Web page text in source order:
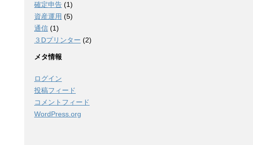
確定申告 (1)
資産運用 (5)
通信 (1)
３Dプリンター (2)
メタ情報
ログイン
投稿フィード
コメントフィード
WordPress.org